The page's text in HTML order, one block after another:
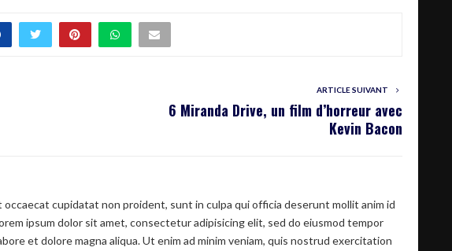
ARTICLE SUIVANT
6 Miranda Drive, un film d’horreur avec
Kevin Bacon
cupidatat non proident, sunt in culpa qui officia deserunt mollit anim id
ipsum dolor sit amet, consectetur adipisicing elit, sed do eiusmod tempor
et dolore magna aliqua. Ut enim ad minim veniam, quis nostrud exercitation